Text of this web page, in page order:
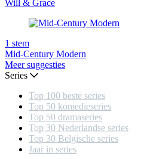
Will & Grace
1 stem
Mid-Century Modern
Meer suggesties
Series
Top 100 beste series
Top 50 komedieseries
Top 50 dramaseries
Top 30 Nederlandse series
Top 30 Belgische series
Jaar in series